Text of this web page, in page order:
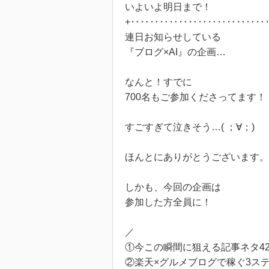
いよいよ明日まで！
連日お知らせしている
『ブログ×AI』の企画…
なんと！すでに
700名もご参加くださってます！
すごすぎて泣きそう…( ；∀；)
ほんとにありがとうございます。
しかも、今回の企画は
参加した方全員に！
／
①今この瞬間に狙える記事ネタ
②楽天×グルメブログで稼ぐ3ス